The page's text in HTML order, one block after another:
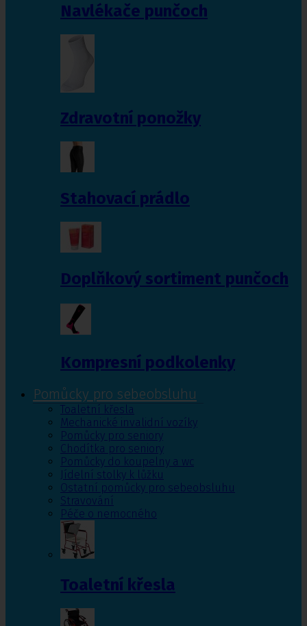
Navlékače punčoch
Zdravotní ponožky
Stahovací prádlo
Doplňkový sortiment punčoch
Kompresní podkolenky
Pomůcky pro sebeobsluhu
Toaletní křesla
Mechanické invalidní vozíky
Pomůcky pro seniory
Chodítka pro seniory
Pomůcky do koupelny a wc
Jídelní stolky k lůžku
Ostatní pomůcky pro sebeobsluhu
Stravování
Péče o nemocného
Toaletní křesla